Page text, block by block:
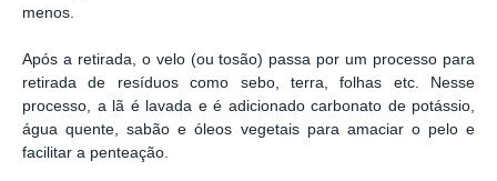
menos.
Após a retirada, o velo (ou tosão) passa por um processo para
retirada de resíduos como sebo, terra, folhas etc. Nesse
processo, a lã é lavada e é adicionado carbonato de potássio,
água quente, sabão e óleos vegetais para amaciar o pelo e
facilitar a penteação.